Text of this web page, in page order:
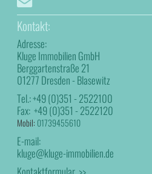
Kontakt:
Adresse:
Kluge Immobilien GmbH
Berggartenstraße 21
01277 Dresden - Blasewitz
Tel.:+49 (0)351 - 2522100
Fax:+49 (0)351 - 2522120
Mobil: 01739455610
E-mail:
kluge@kluge-immobilien.de